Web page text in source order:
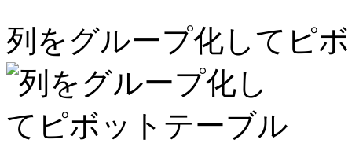
列をグループ化してピ